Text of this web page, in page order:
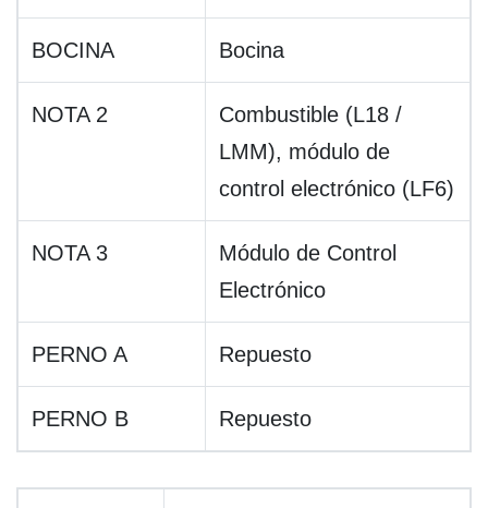
BOCINA Bocina
NOTA 2
Combustible (L18 /
LMM), módulo de
control electrónico (LF6)
NOTA 3
Módulo de Control
Electrónico
PERNO A Repuesto
PERNO B Repuesto